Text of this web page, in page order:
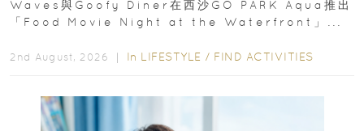
Waves與Goofy Diner在西沙GO PARK Aqua推出
「Food Movie Night at the Waterfront」...
2nd August, 2026 ｜ In LIFESTYLE / FIND ACTIVITIES